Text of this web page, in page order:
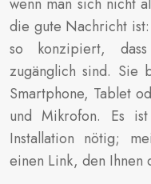
die gute Nachricht
so konzipiert,
zugänglich sind. Sie
Smartphone, Tablet
und Mikrofon. Es
Installation nötig;
einen Link, den Ihnen